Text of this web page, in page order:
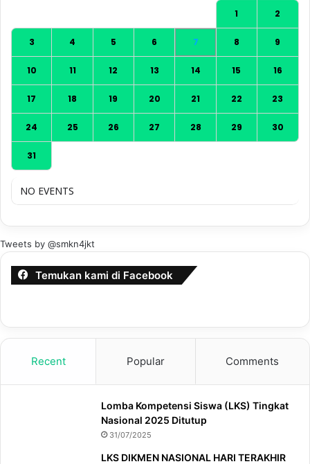
1 2
3 4 5 6 7 8 9
10 11 12 13 14 15 16
17 18 19 20 21 22 23
24 25 26 27 28 29 30
31
NO EVENTS
Tweets by @smkn4jkt
Temukan kami di Facebook
Recent Popular Comments
Lomba Kompetensi Siswa (LKS) Tingkat
Nasional 2025 Ditutup
31/07/2025
LKS DIKMEN NASIONAL HARI TERAKHIR